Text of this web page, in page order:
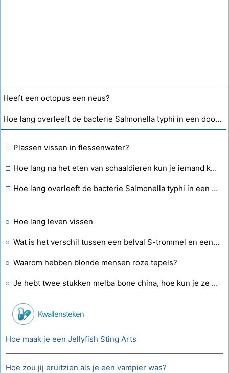
Heeft een octopus een neus?
Hoe lang overleeft de bacterie Salmonella typhi in een dood dier?
Plassen vissen in flessenwater?
Hoe lang na het eten van schaaldieren kun je iemand kussen die allergisch is?
Hoe lang overleeft de bacterie Salmonella typhi in een dood dier?
Hoe lang leven vissen
Wat is het verschil tussen een belval S-trommel en een P-trap?
Waarom hebben blonde mensen roze tepels?
Je hebt twee stukken melba bone china, hoe kun je ze dateren?
Kwallensteken
Hoe maak je een Jellyfish Sting Arts
Hoe zou jij eruitzien als je een vampier was?